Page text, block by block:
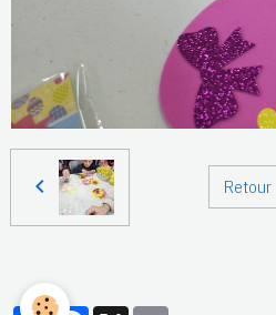
Retour